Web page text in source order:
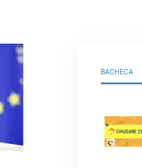
BACHECA